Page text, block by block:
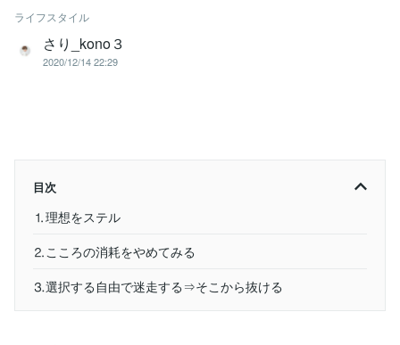
ライフスタイル
さり_kono３
2020/12/14 22:29
目次
⒈理想をステル
⒉こころの消耗をやめてみる
⒊選択する自由で迷走する⇒そこから抜ける